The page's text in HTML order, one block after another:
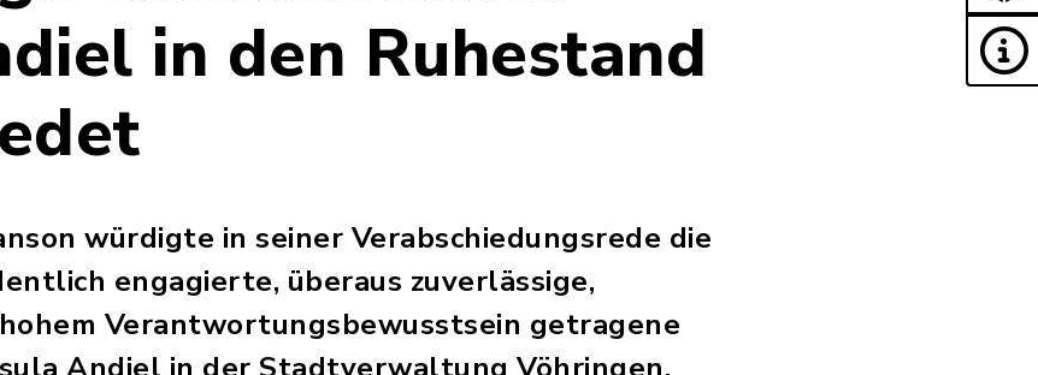
in den Ruhestand
würdigte in seiner Verabschiedungsrede die
engagierte, überaus zuverlässige,
Verantwortungsbewusstsein getragene